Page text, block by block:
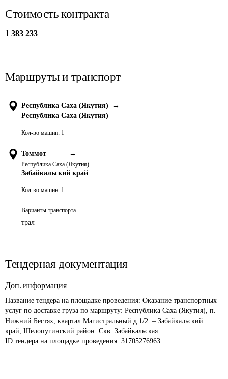
Стоимость контракта
1 383 233
Маршруты и транспорт
Республика Саха (Якутия)
→
Республика Саха (Якутия)
Кол-во машин: 1
Томмот →
Республика Саха (Якутия)
Забайкальский край
Кол-во машин: 1
Варианты транспорта
трал
Тендерная документация
Доп. информация
Название тендера на площадке проведения: Оказание транспортных
услуг по доставке груза по маршруту: Республика Саха (Якутия), п.
Нижний Бестях, квартал Магистральный д.1/2. – Забайкальский
край, Шелопугинский район. Скв. Забайкальская
ID тендера на площадке проведения: 31705276963